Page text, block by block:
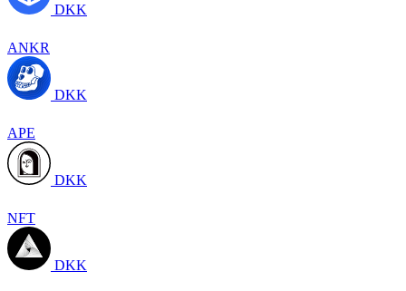
DKK
ANKR
DKK
APE
DKK
NFT
DKK